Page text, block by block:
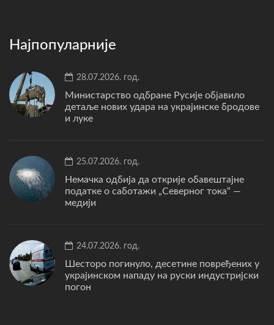
Најпопуларније
28.07.2026. год.
Министарство одбране Русије објавило
детаље нових удара на украјинске бродове
и луке
25.07.2026. год.
Немачка одбија да открије обавештајне
податке о саботажи „Северног тока“ —
медији
24.07.2026. год.
Шесторо погинуло, десетине повређених у
украјинском нападу на руски индустријски
погон